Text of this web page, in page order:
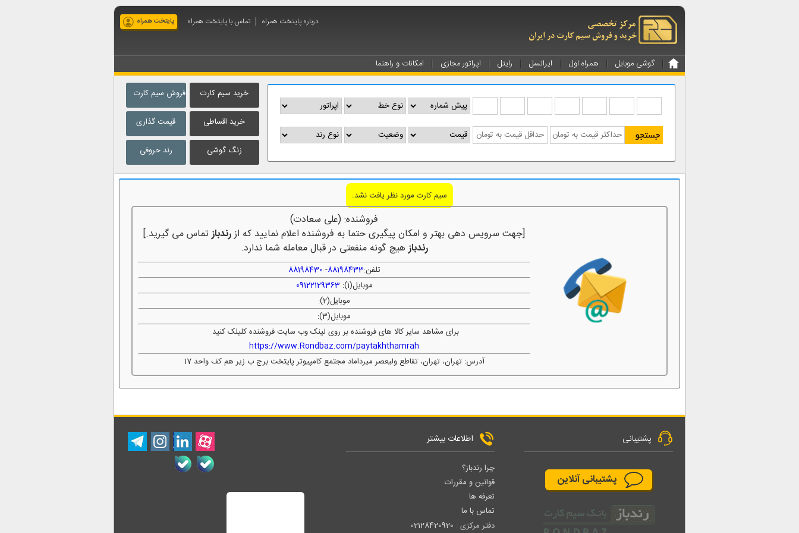
پایتخت همراه درباره پایتخت همراه تماس با پایتخت همراه
گوشی موبایل همراه اول ایرانسل رایتل اپراتور مجازی امکانات و راهنما
فروش سیم کارت
قیمت گذاری
رند حروفی
خرید سیم کارت
خرید اقساطی
زنگ گوشی
سیم کارت مورد نظر یافت نشد.
فروشنده: (علی سعادت)
[جهت سرویس دهی بهتر و امکان پیگیری حتما به فروشنده اعلام نمایید که ازرندبازتماس می گیرید.]
رندبازهیچ گونه منفعتی در قبال معامله شما ندارد.
تلفن:88198433
-
88198430
موبایل(1):
09122129363
موبایل(2):
موبایل(3):
برای مشاهد سایر کالا های فروشنده بر روی لینک وب سایت فروشنده کلیلک کنید.
https://www.Rondbaz.com/paytakhthamrah
آدرس: تهران، تهران، تقاطع ولیعصر میرداماد مجتمع کامپیوتر پایتخت برج ب زیر هم کف واحد 17
پشتیبانی
پشتیبانی آنلاین
اطلاعات بیشتر
چرا رندباز؟
قوانین و مقررات
تعرفه ها
تماس با ما
دفتر مرکزی : 02128420920